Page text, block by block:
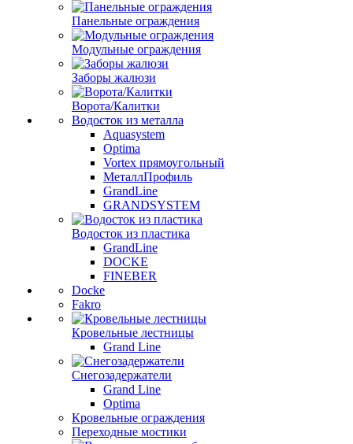
Панельные ограждения
Модульные ограждения
Заборы жалюзи
Ворота/Калитки
Водосток из металла
Aquasystem
Optima
Vortex прямоугольный
МеталлПрофиль
GrandLine
GRANDSYSTEM
Водосток из пластика
GrandLine
DOCKE
FINEBER
Docke
Fakro
Кровельные лестницы
Grand Line
Снегозадержатели
Grand Line
Optima
Кровельные ограждения
Переходные мостики